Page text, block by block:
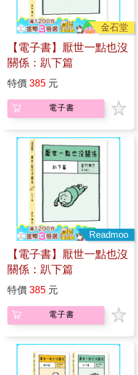
金石堂
【電子書】厭世一點也沒
關係：趴下篇
特價 385 元
電子書
Readmoo
【電子書】厭世一點也沒
關係：趴下篇
特價 385 元
電子書